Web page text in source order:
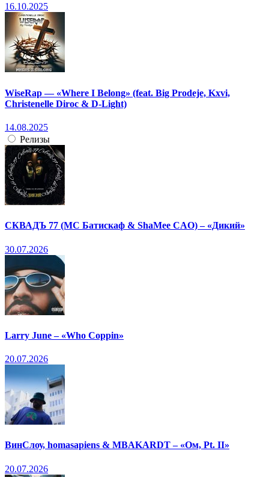
16.10.2025
WiseRap — «Where I Belong» (feat. Big Prodeje, Kxvi,
Christenelle Diroc & D-Light)
14.08.2025
Релизы
СКВАДЪ 77 (МС Батискаф & ShaMee CAO) – «Дикий»
30.07.2026
Larry June – «Who Coppin»
20.07.2026
ВинСлоу, homasapiens & MBAKARDT – «Ом, Pt. II»
20.07.2026